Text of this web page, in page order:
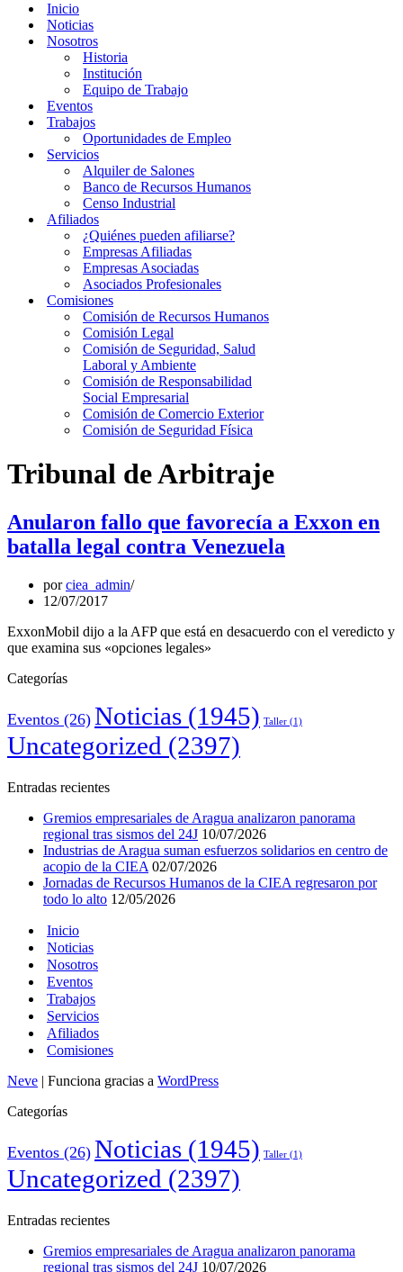
Inicio
Noticias
Nosotros
Historia
Institución
Equipo de Trabajo
Eventos
Trabajos
Oportunidades de Empleo
Servicios
Alquiler de Salones
Banco de Recursos Humanos
Censo Industrial
Afiliados
¿Quiénes pueden afiliarse?
Empresas Afiliadas
Empresas Asociadas
Asociados Profesionales
Comisiones
Comisión de Recursos Humanos
Comisión Legal
Comisión de Seguridad, Salud
Laboral y Ambiente
Comisión de Responsabilidad
Social Empresarial
Comisión de Comercio Exterior
Comisión de Seguridad Física
Tribunal de Arbitraje
Anularon fallo que favorecía a Exxon en
batalla legal contra Venezuela
porciea_admin
12/07/2017
ExxonMobil dijo a la AFP que está en desacuerdo con el veredicto y
que examina sus «opciones legales»
Categorías
Eventos (26) Noticias (1945) Taller (1)
Uncategorized (2397)
Entradas recientes
Gremios empresariales de Aragua analizaron panorama
regional tras sismos del 24J 10/07/2026
Industrias de Aragua suman esfuerzos solidarios en centro de
acopio de la CIEA 02/07/2026
Jornadas de Recursos Humanos de la CIEA regresaron por
todo lo alto 12/05/2026
Inicio
Noticias
Nosotros
Eventos
Trabajos
Servicios
Afiliados
Comisiones
Neve | Funciona gracias a WordPress
Categorías
Eventos (26) Noticias (1945) Taller (1)
Uncategorized (2397)
Entradas recientes
Gremios empresariales de Aragua analizaron panorama
regional tras sismos del 24J 10/07/2026